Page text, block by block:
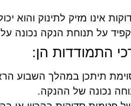
אינו מזיק לתינוק והוא
על תנוחת הנקה נכונה
התמודדות הן:
תיתכן במהלך השבוע
נכונה של ההנקה.